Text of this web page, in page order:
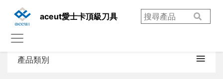
aceut愛士卡頂級刀具
產品類別